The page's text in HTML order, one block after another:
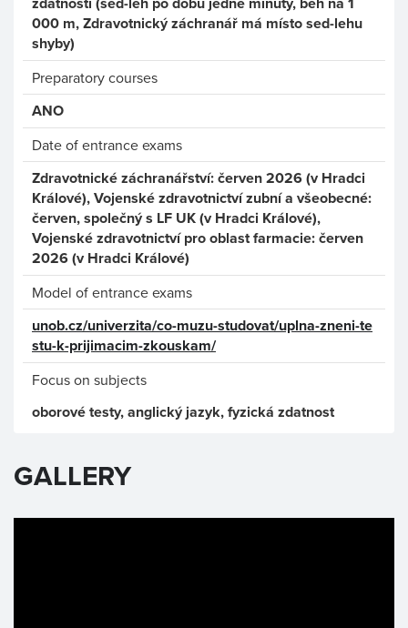
000 m, Zdravotnický záchranář má místo sed-lehu
shyby)
Preparatory courses
ANO
Date of entrance exams
Zdravotnické záchranářství: červen 2026 (v Hradci
Králové), Vojenské zdravotnictví zubní a všeobecné:
červen, společný s LF UK (v Hradci Králové),
Vojenské zdravotnictví pro oblast farmacie: červen
2026 (v Hradci Králové)
Model of entrance exams
unob.cz/univerzita/co-muzu-studovat/uplna-zneni-te
stu-k-prijimacim-zkouskam/
Focus on subjects
oborové testy, anglický jazyk, fyzická zdatnost
GALLERY